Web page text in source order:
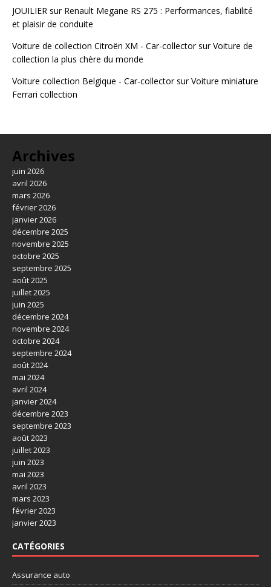
JOUILIER sur Renault Megane RS 275 : Performances, fiabilité
et plaisir de conduite
Voiture de collection Citroën XM - Car-collectorsurVoiture de
collection la plus chère du monde
Voiture collection Belgique - Car-collectorsurVoiture miniature
Ferrari collection
Archives
juin 2026
avril 2026
mars 2026
février 2026
janvier 2026
décembre 2025
novembre 2025
octobre 2025
septembre 2025
août 2025
juillet 2025
juin 2025
décembre 2024
novembre 2024
octobre 2024
septembre 2024
août 2024
mai 2024
avril 2024
janvier 2024
décembre 2023
septembre 2023
août 2023
juillet 2023
juin 2023
mai 2023
avril 2023
mars 2023
février 2023
janvier 2023
CATÉGORIES
Assurance auto